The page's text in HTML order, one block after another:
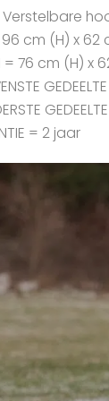
Verstelbare
96 cm (H) x
= 76 cm (H) x
= 2 jaar